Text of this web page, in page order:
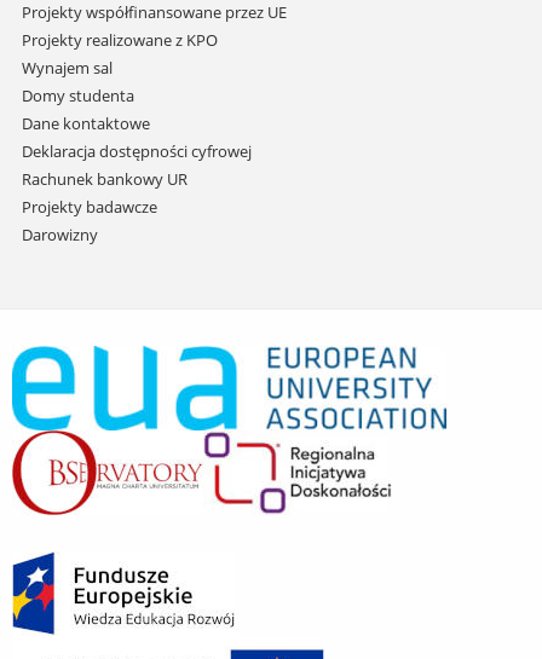
Projekty współfinansowane przez UE
Projekty realizowane z KPO
Wynajem sal
Domy studenta
Dane kontaktowe
Deklaracja dostępności cyfrowej
Rachunek bankowy UR
Projekty badawcze
Darowizny